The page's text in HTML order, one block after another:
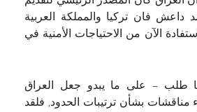
فان تركيا والمملكة العربية
الآن من الاحتياجات الأمنية في
طلب – على ما يبدو جعل العراق
مناقشات بشأن ترتيبات الحدود, فلقد